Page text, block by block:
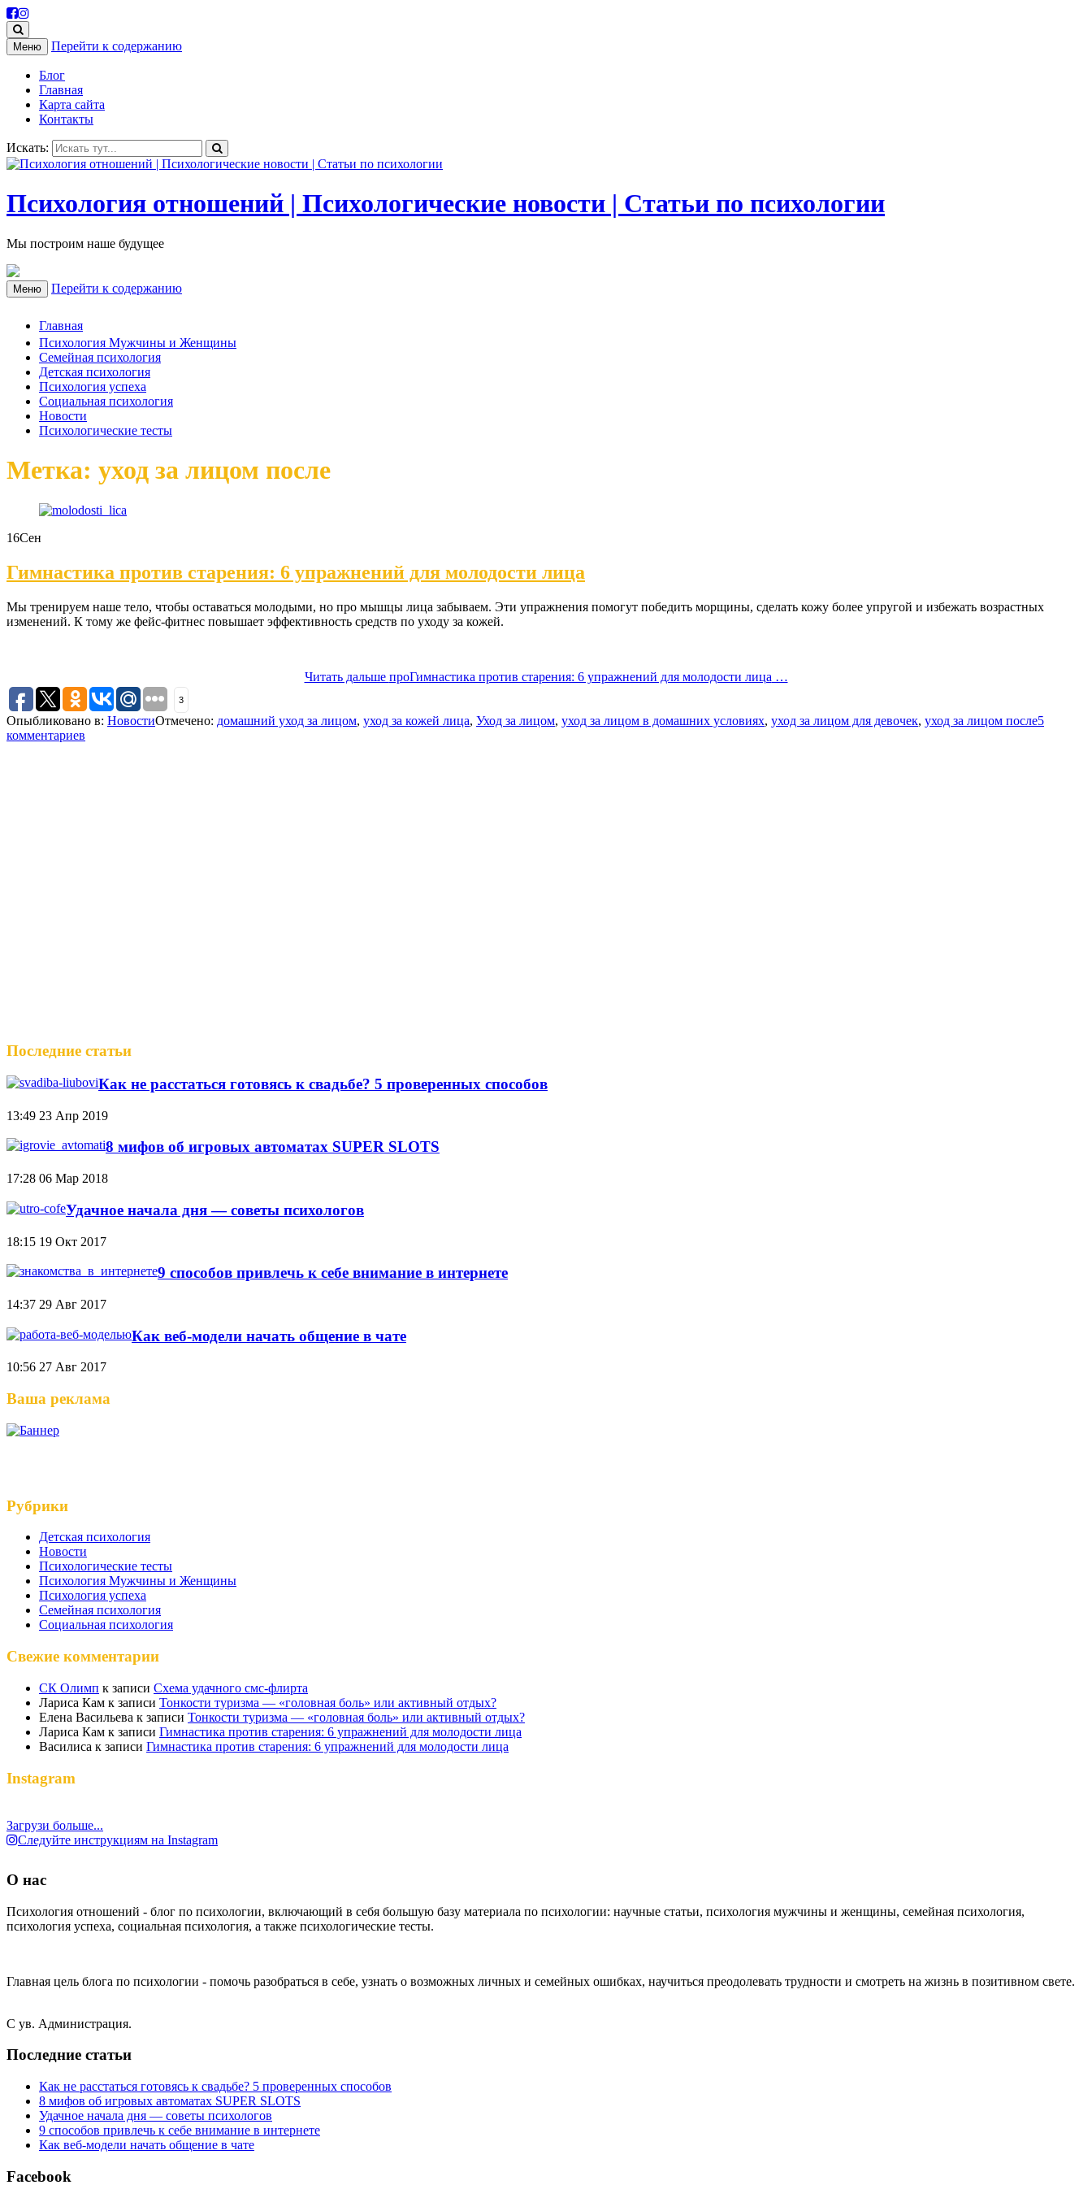
Меню Перейти к содержанию
Блог
Главная
Карта сайта
Контакты
Искать:
Психология отношений | Психологические новости | Статьи по психологии
Мы построим наше будущее
Меню Перейти к содержанию
Главная
Психология Мужчины и Женщины
Семейная психология
Детская психология
Психология успеха
Социальная психология
Новости
Психологические тесты
Метка: уход за лицом после
16Сен
Гимнастика против старения: 6 упражнений для молодости лица
Мы тренируем наше тело, чтобы оставаться молодыми, но про мышцы лица забываем. Эти упражнения помогут победить морщины, сделать кожу более упругой и избежать возрастных
изменений. К тому же фейс-фитнес повышает эффективность средств по уходу за кожей.
Читать дальше проГимнастика против старения: 6 упражнений для молодости лица …
3
Опыбликовано в: НовостиОтмечено: домашний уход за лицом, уход за кожей лица, Уход за лицом, уход за лицом в домашних условиях, уход за лицом для девочек, уход за лицом после5
комментариев
Последние статьи
Как не расстаться готовясь к свадьбе? 5 проверенных способов
13:49 23 Апр 2019
8 мифов об игровых автоматах SUPER SLOTS
17:28 06 Мар 2018
Удачное начала дня — советы психологов
18:15 19 Окт 2017
9 способов привлечь к себе внимание в интернете
14:37 29 Авг 2017
Как веб-модели начать общение в чате
10:56 27 Авг 2017
Ваша реклама
Рубрики
Детская психология
Новости
Психологические тесты
Психология Мужчины и Женщины
Психология успеха
Семейная психология
Социальная психология
Свежие комментарии
СК Олимп к записи Схема удачного смс-флирта
Лариса Кам к записи Тонкости туризма — «головная боль» или активный отдых?
Елена Васильева к записи Тонкости туризма — «головная боль» или активный отдых?
Лариса Кам к записи Гимнастика против старения: 6 упражнений для молодости лица
Василиса к записи Гимнастика против старения: 6 упражнений для молодости лица
Instagram
Загрузи больше...
Следуйте инструкциям на Instagram
О нас
Психология отношений - блог по психологии, включающий в себя большую базу материала по психологии: научные статьи, психология мужчины и женщины, семейная психология,
психология успеха, социальная психология, а также психологические тесты.
Главная цель блога по психологии - помочь разобраться в себе, узнать о возможных личных и семейных ошибках, научиться преодолевать трудности и смотреть на жизнь в позитивном свете.
С ув. Администрация.
Последние статьи
Как не расстаться готовясь к свадьбе? 5 проверенных способов
8 мифов об игровых автоматах SUPER SLOTS
Удачное начала дня — советы психологов
9 способов привлечь к себе внимание в интернете
Как веб-модели начать общение в чате
Facebook